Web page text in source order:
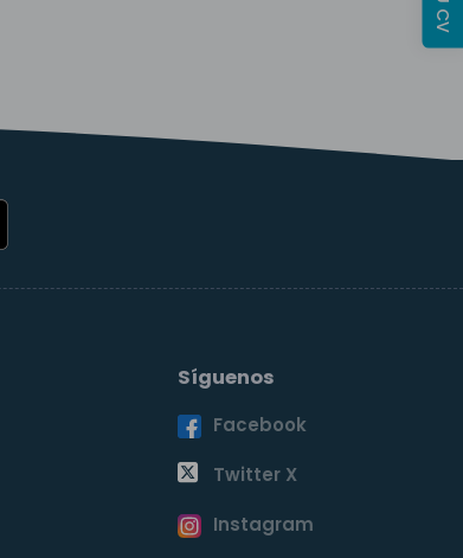
Síguenos
Facebook
Twitter X
Instagram